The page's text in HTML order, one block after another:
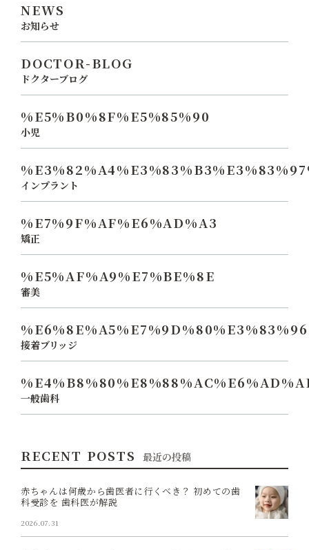
NEWS
お知らせ
DOCTOR-BLOG
ドクターブログ
%E5%B0%8F%E5%85%90
小児
インプラント
%E7%9F%AF%E6%AD%A3
矯正
%E5%AF%A9%E7%BE%8E
審美
接着ブリッジ
一般歯科
RECENT POSTS 最近の投稿
赤ちゃんは何歳から歯医者に行くべき？ 初めての歯
科受診を 歯科医が解説
2026.07.31